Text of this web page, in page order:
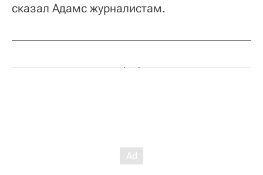
сказал Адамс журналистам.